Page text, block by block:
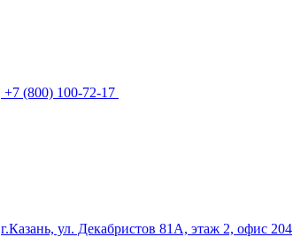
+7 (800) 100-72-17
г.Казань, ул. Декабристов 81А, этаж 2, офис 204